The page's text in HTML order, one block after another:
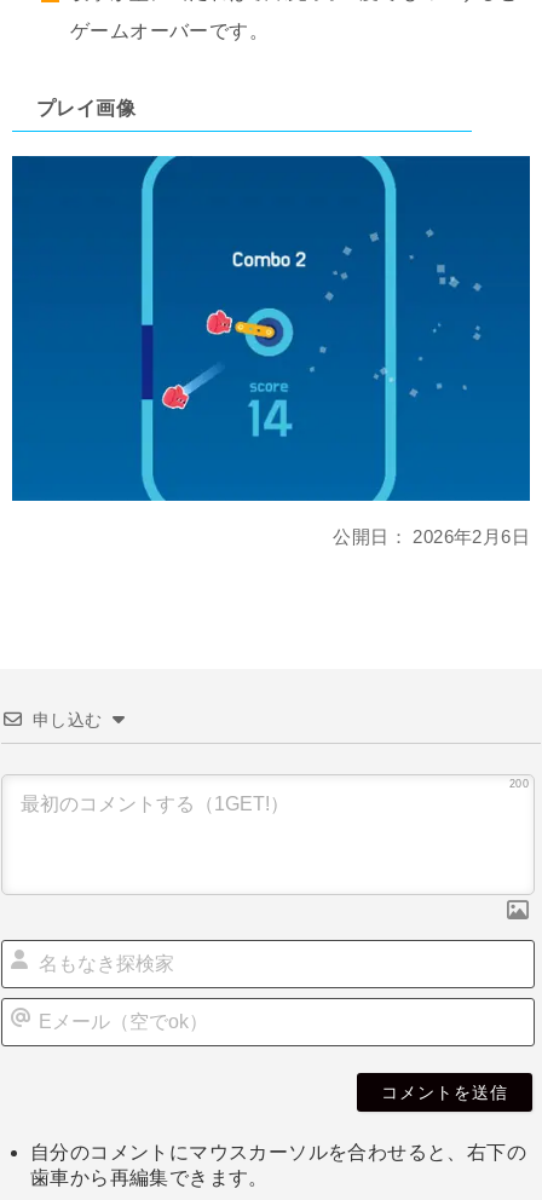
ゲームオーバーです。
プレイ画像
公開日： 2026年2月6日
申し込む
200
自分のコメントにマウスカーソルを合わせると、右下の
歯車から再編集できます。